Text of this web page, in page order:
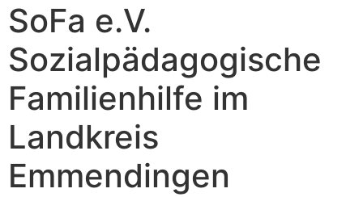
SoFa e.V.
Sozialpädagogische
Familienhilfe im
Landkreis
Emmendingen